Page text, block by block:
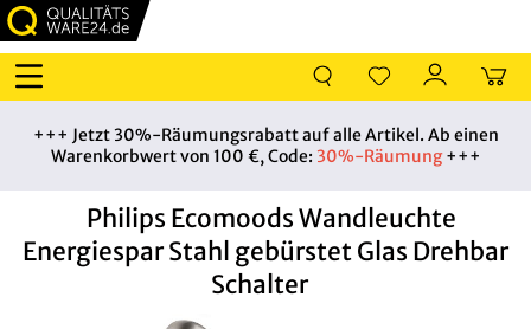
+++ Jetzt 30%-Räumungsrabatt auf alle Artikel. Ab einen
Warenkorbwert von 100 €, Code: 30%-Räumung+++
Philips Ecomoods Wandleuchte
Energiespar Stahl gebürstet Glas Drehbar
Schalter